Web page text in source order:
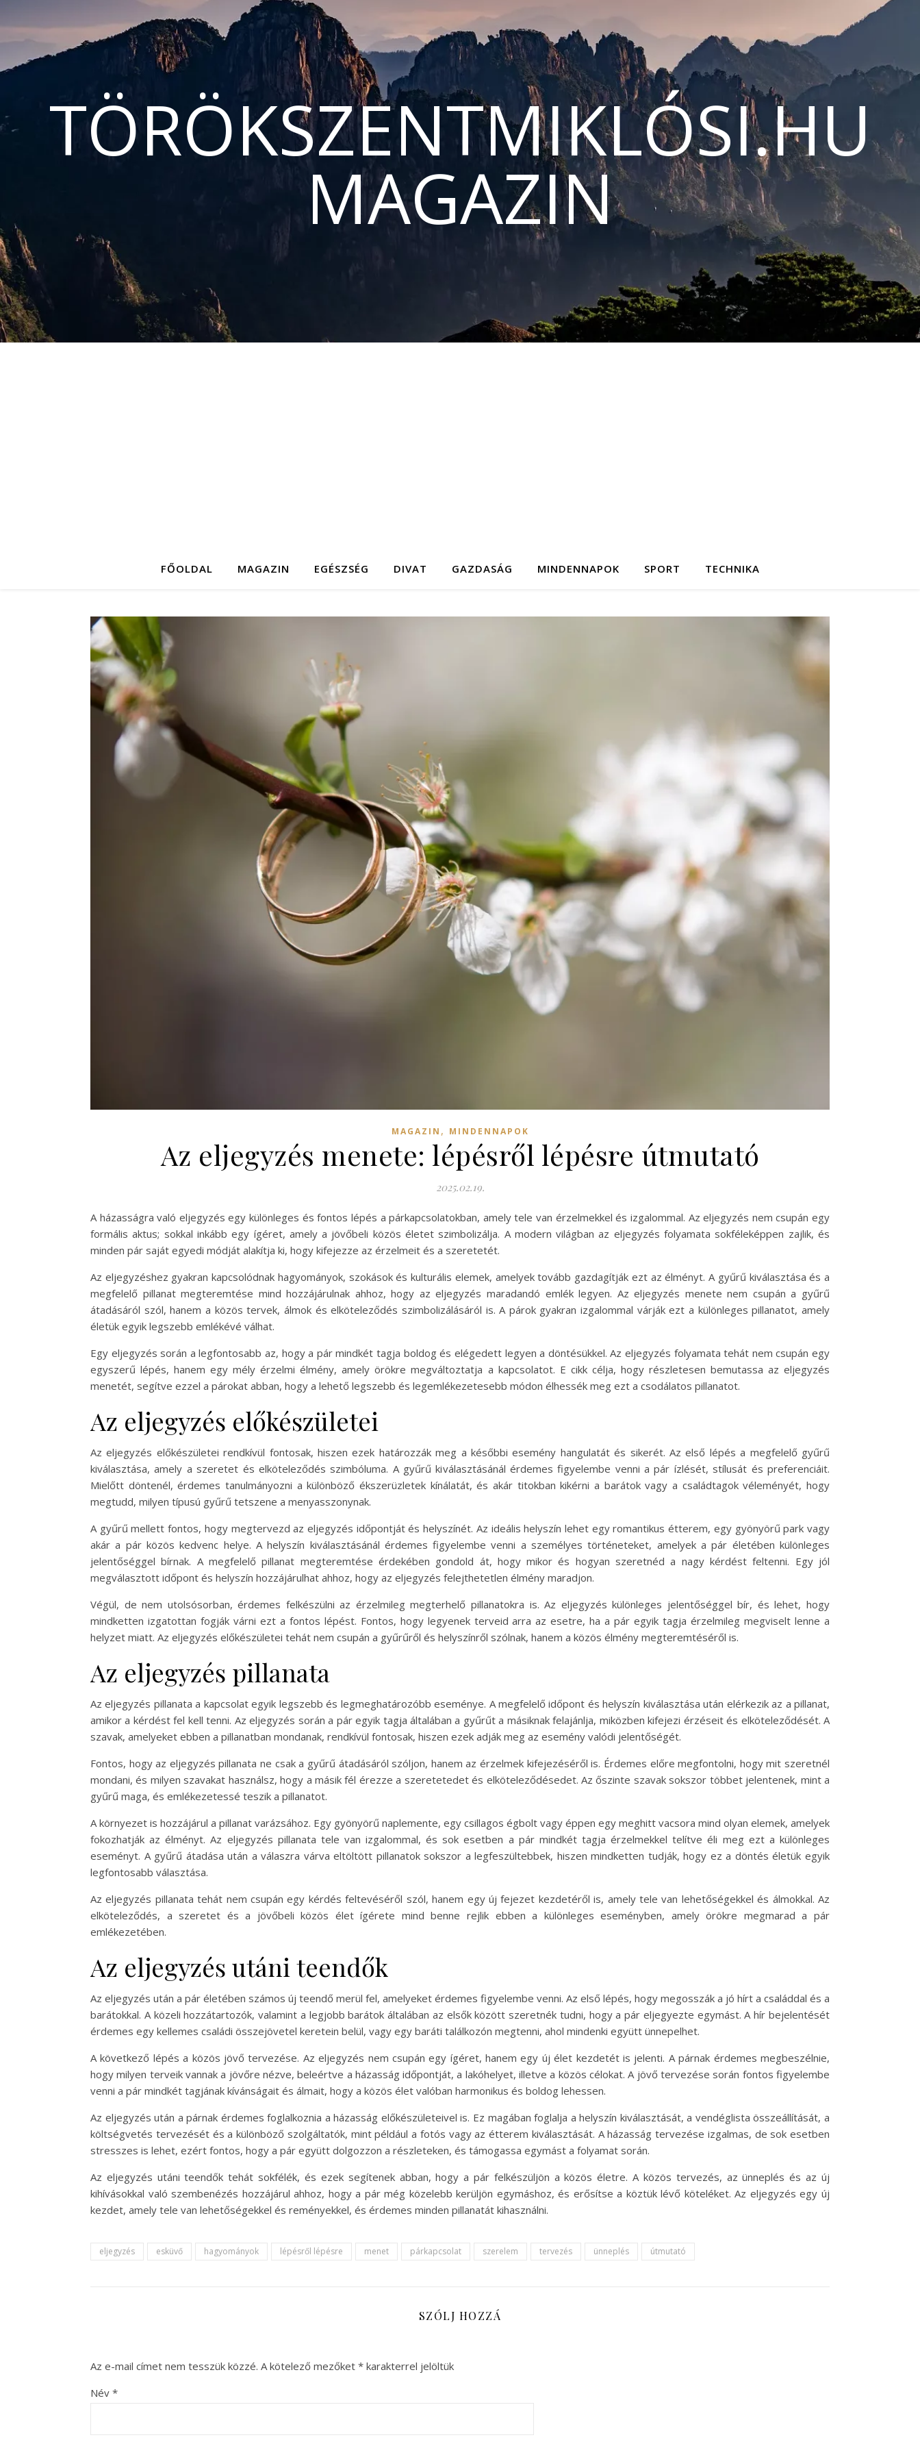
TÖRÖKSZENTMIKLÓSI.HU
MAGAZIN
FŐOLDAL MAGAZIN EGÉSZSÉG DIVAT GAZDASÁG MINDENNAPOK SPORT TECHNIKA
MAGAZIN , MINDENNAPOK
Az eljegyzés menete: lépésről lépésre útmutató
2025.02.19.
A házasságra való eljegyzés egy különleges és fontos lépés a párkapcsolatokban, amely tele van érzelmekkel és izgalommal. Az eljegyzés nem csupán egy
formális aktus; sokkal inkább egy ígéret, amely a jövőbeli közös életet szimbolizálja. A modern világban az eljegyzés folyamata sokféleképpen zajlik, és
minden pár saját egyedi módját alakítja ki, hogy kifejezze az érzelmeit és a szeretetét.
Az eljegyzéshez gyakran kapcsolódnak hagyományok, szokások és kulturális elemek, amelyek tovább gazdagítják ezt az élményt. A gyűrű kiválasztása és a
megfelelő pillanat megteremtése mind hozzájárulnak ahhoz, hogy az eljegyzés maradandó emlék legyen. Az eljegyzés menete nem csupán a gyűrű
átadásáról szól, hanem a közös tervek, álmok és elköteleződés szimbolizálásáról is. A párok gyakran izgalommal várják ezt a különleges pillanatot, amely
életük egyik legszebb emlékévé válhat.
Egy eljegyzés során a legfontosabb az, hogy a pár mindkét tagja boldog és elégedett legyen a döntésükkel. Az eljegyzés folyamata tehát nem csupán egy
egyszerű lépés, hanem egy mély érzelmi élmény, amely örökre megváltoztatja a kapcsolatot. E cikk célja, hogy részletesen bemutassa az eljegyzés
menetét, segítve ezzel a párokat abban, hogy a lehető legszebb és legemlékezetesebb módon élhessék meg ezt a csodálatos pillanatot.
Az eljegyzés előkészületei
Az eljegyzés előkészületei rendkívül fontosak, hiszen ezek határozzák meg a későbbi esemény hangulatát és sikerét. Az első lépés a megfelelő gyűrű
kiválasztása, amely a szeretet és elköteleződés szimbóluma. A gyűrű kiválasztásánál érdemes figyelembe venni a pár ízlését, stílusát és preferenciáit.
Mielőtt döntenél, érdemes tanulmányozni a különböző ékszerüzletek kínálatát, és akár titokban kikérni a barátok vagy a családtagok véleményét, hogy
megtudd, milyen típusú gyűrű tetszene a menyasszonynak.
A gyűrű mellett fontos, hogy megtervezd az eljegyzés időpontját és helyszínét. Az ideális helyszín lehet egy romantikus étterem, egy gyönyörű park vagy
akár a pár közös kedvenc helye. A helyszín kiválasztásánál érdemes figyelembe venni a személyes történeteket, amelyek a pár életében különleges
jelentőséggel bírnak. A megfelelő pillanat megteremtése érdekében gondold át, hogy mikor és hogyan szeretnéd a nagy kérdést feltenni. Egy jól
megválasztott időpont és helyszín hozzájárulhat ahhoz, hogy az eljegyzés felejthetetlen élmény maradjon.
Végül, de nem utolsósorban, érdemes felkészülni az érzelmileg megterhelő pillanatokra is. Az eljegyzés különleges jelentőséggel bír, és lehet, hogy
mindketten izgatottan fogják várni ezt a fontos lépést. Fontos, hogy legyenek terveid arra az esetre, ha a pár egyik tagja érzelmileg megviselt lenne a
helyzet miatt. Az eljegyzés előkészületei tehát nem csupán a gyűrűről és helyszínről szólnak, hanem a közös élmény megteremtéséről is.
Az eljegyzés pillanata
Az eljegyzés pillanata a kapcsolat egyik legszebb és legmeghatározóbb eseménye. A megfelelő időpont és helyszín kiválasztása után elérkezik az a pillanat,
amikor a kérdést fel kell tenni. Az eljegyzés során a pár egyik tagja általában a gyűrűt a másiknak felajánlja, miközben kifejezi érzéseit és elköteleződését. A
szavak, amelyeket ebben a pillanatban mondanak, rendkívül fontosak, hiszen ezek adják meg az esemény valódi jelentőségét.
Fontos, hogy az eljegyzés pillanata ne csak a gyűrű átadásáról szóljon, hanem az érzelmek kifejezéséről is. Érdemes előre megfontolni, hogy mit szeretnél
mondani, és milyen szavakat használsz, hogy a másik fél érezze a szeretetedet és elköteleződésedet. Az őszinte szavak sokszor többet jelentenek, mint a
gyűrű maga, és emlékezetessé teszik a pillanatot.
A környezet is hozzájárul a pillanat varázsához. Egy gyönyörű naplemente, egy csillagos égbolt vagy éppen egy meghitt vacsora mind olyan elemek, amelyek
fokozhatják az élményt. Az eljegyzés pillanata tele van izgalommal, és sok esetben a pár mindkét tagja érzelmekkel telítve éli meg ezt a különleges
eseményt. A gyűrű átadása után a válaszra várva eltöltött pillanatok sokszor a legfeszültebbek, hiszen mindketten tudják, hogy ez a döntés életük egyik
legfontosabb választása.
Az eljegyzés pillanata tehát nem csupán egy kérdés feltevéséről szól, hanem egy új fejezet kezdetéről is, amely tele van lehetőségekkel és álmokkal. Az
elköteleződés, a szeretet és a jövőbeli közös élet ígérete mind benne rejlik ebben a különleges eseményben, amely örökre megmarad a pár
emlékezetében.
Az eljegyzés utáni teendők
Az eljegyzés után a pár életében számos új teendő merül fel, amelyeket érdemes figyelembe venni. Az első lépés, hogy megosszák a jó hírt a családdal és a
barátokkal. A közeli hozzátartozók, valamint a legjobb barátok általában az elsők között szeretnék tudni, hogy a pár eljegyezte egymást. A hír bejelentését
érdemes egy kellemes családi összejövetel keretein belül, vagy egy baráti találkozón megtenni, ahol mindenki együtt ünnepelhet.
A következő lépés a közös jövő tervezése. Az eljegyzés nem csupán egy ígéret, hanem egy új élet kezdetét is jelenti. A párnak érdemes megbeszélnie,
hogy milyen terveik vannak a jövőre nézve, beleértve a házasság időpontját, a lakóhelyet, illetve a közös célokat. A jövő tervezése során fontos figyelembe
venni a pár mindkét tagjának kívánságait és álmait, hogy a közös élet valóban harmonikus és boldog lehessen.
Az eljegyzés után a párnak érdemes foglalkoznia a házasság előkészületeivel is. Ez magában foglalja a helyszín kiválasztását, a vendéglista összeállítását, a
költségvetés tervezését és a különböző szolgáltatók, mint például a fotós vagy az étterem kiválasztását. A házasság tervezése izgalmas, de sok esetben
stresszes is lehet, ezért fontos, hogy a pár együtt dolgozzon a részleteken, és támogassa egymást a folyamat során.
Az eljegyzés utáni teendők tehát sokfélék, és ezek segítenek abban, hogy a pár felkészüljön a közös életre. A közös tervezés, az ünneplés és az új
kihívásokkal való szembenézés hozzájárul ahhoz, hogy a pár még közelebb kerüljön egymáshoz, és erősítse a köztük lévő köteléket. Az eljegyzés egy új
kezdet, amely tele van lehetőségekkel és reményekkel, és érdemes minden pillanatát kihasználni.
eljegyzés esküvő hagyományok lépésről lépésre menet párkapcsolat szerelem tervezés ünneplés útmutató
SZÓLJ HOZZÁ
Az e-mail címet nem tesszük közzé. A kötelező mezőket * karakterrel jelöltük
Név *